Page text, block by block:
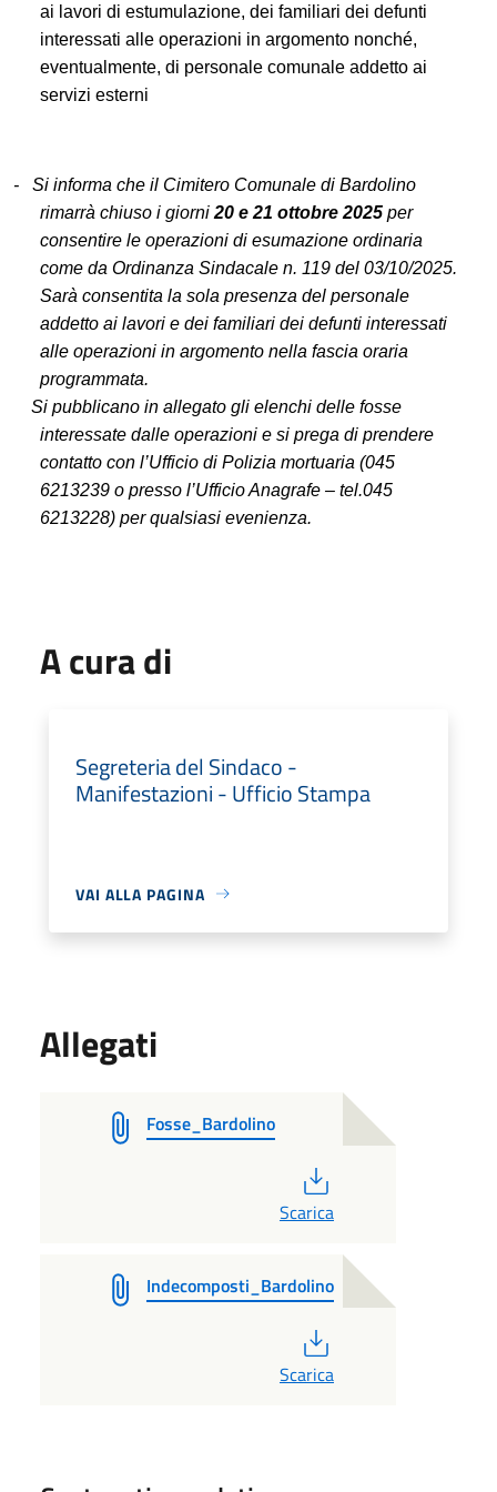
ai lavori di estumulazione, dei familiari dei defunti
interessati alle operazioni in argomento nonché,
eventualmente, di personale comunale addetto ai
servizi esterni
- Si informa che il Cimitero Comunale di Bardolino
rimarrà chiuso i giorni 20 e 21 ottobre 2025 per
consentire le operazioni di esumazione ordinaria
come da Ordinanza Sindacale n. 119 del 03/10/2025.
Sarà consentita la sola presenza del personale
addetto ai lavori e dei familiari dei defunti interessati
alle operazioni in argomento nella fascia oraria
programmata.
Si pubblicano in allegato gli elenchi delle fosse
interessate dalle operazioni e si prega di prendere
contatto con l’Ufficio di Polizia mortuaria (045
6213239 o presso l’Ufficio Anagrafe – tel.045
6213228) per qualsiasi evenienza.
A cura di
Segreteria del Sindaco -
Manifestazioni - Ufficio Stampa
VAI ALLA PAGINA
Allegati
Fosse_Bardolino
Scarica
Indecomposti_Bardolino
Scarica